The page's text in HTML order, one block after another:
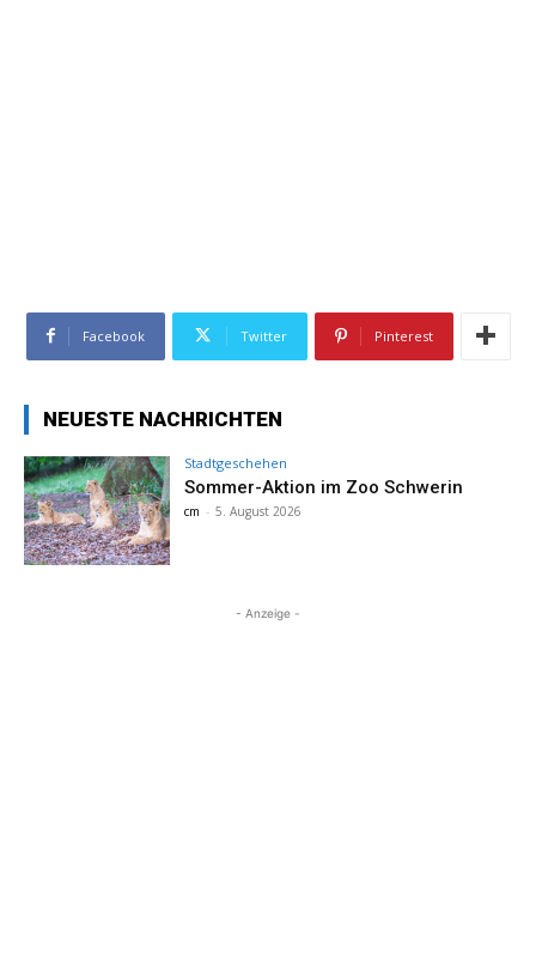
Facebook Twitter Pinterest
NEUESTE NACHRICHTEN
Stadtgeschehen
Sommer-Aktion im Zoo Schwerin
cm - 5. August 2026
- Anzeige -